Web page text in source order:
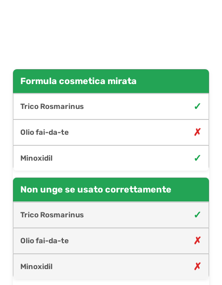
Formula cosmetica mirata
✓
✗
✓
Non unge se usato correttamente
✓
✗
✗